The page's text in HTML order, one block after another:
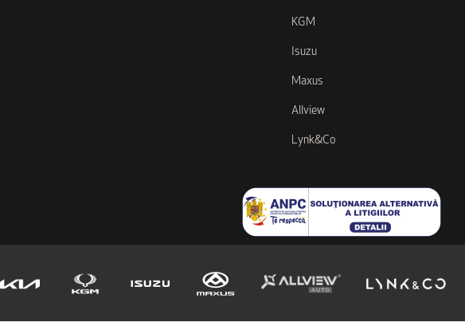
KGM
Isuzu
Maxus
Allview
Lynk&Co